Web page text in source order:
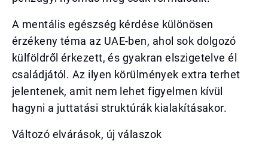
A mentális egészség kérdése különösen
érzékeny téma az UAE-ben, ahol sok dolgozó
külföldről érkezett, és gyakran elszigetelve él
családjától. Az ilyen körülmények extra terhet
jelentenek, amit nem lehet figyelmen kívül
hagyni a juttatási struktúrák kialakításakor.
Változó elvárások, új válaszok